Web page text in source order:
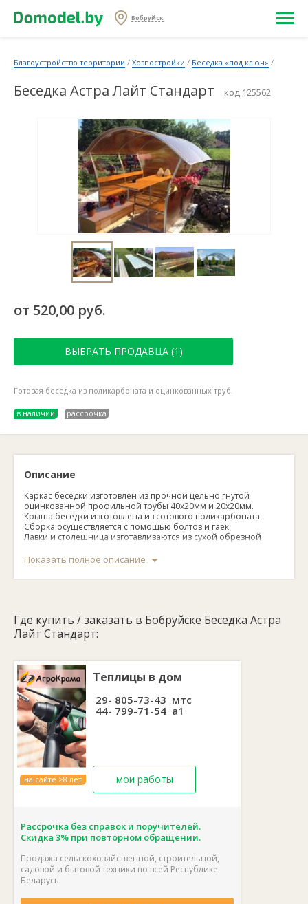
Бобруйск
Благоустройство территории / Хозпостройки / Беседка «под ключ» /
Беседка Астра Лайт Стандарт код 125562
от 520,00 руб.
ВЫБРАТЬ ПРОДАВЦА (1)
Готовая беседка из поликарбоната и оцинкованных труб.
в наличии рассрочка
Описание
Каркас беседки изготовлен из прочной цельно гнутой
оцинкованной профильной трубы 40х20мм и 20х20мм.
Крыша беседки изготовлена из сотового поликарбоната.
Сборка осуществляется с помощью болтов и гаек.
Лавки и столешница изготавливаются из сухой обрезной
В комплектацию входит: металлические детали каркаса,
стяжки, болты, гайки, саморезы, поликарбонат.
Размер: длина — от 2 до 4 м, ширина — 2,43 м, высота — 2,02
2 метра за: 399.00 руб.
3 метра за: 551.00 руб.
Показать полное описание
Где купить / заказать в Бобруйске Беседка Астра
Лайт Стандарт:
на сайте >8 лет
Теплицы в дом
29- 805-73-43 мтс
44- 799-71-54 а1
мои работы
Рассрочка без справок и поручителей.
Скидка 3% при повторном обращении.
Продажа сельскохозяйственной, строительной,
садовой и бытовой техники по всей Республике
Беларусь.